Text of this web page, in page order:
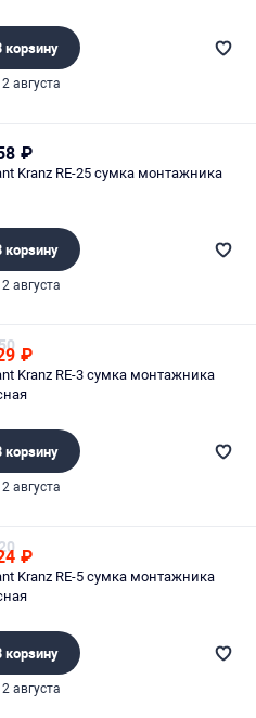
корзину
августа
₽
Kranz RE-25 сумка монтажника
корзину
августа
₽
Kranz RE-3 сумка монтажника
корзину
августа
₽
Kranz RE-5 сумка монтажника
корзину
августа